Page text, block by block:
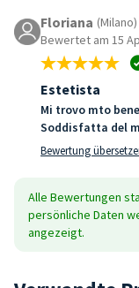
Floriana (Milano)
Bewertet am 15
Estetista
Mi trovo mto
Soddisfatta del
Bewertung
Alle Bewertungen
persönliche Daten
angezeigt.